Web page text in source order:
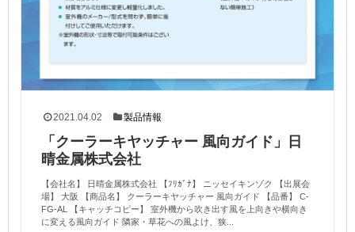
2021.04.02 製品情報
「クーラーキヤッチャー 風向ガイド」日
晴金属株式会社
【会社名】 日晴金属株式会社 【ﾌﾘｶﾞﾅ】 ニッセイキンゾク 【出展会
場】 大阪 【商品名】 クーラーキヤッチャー 風向ガイド 【品番】 C-
FG-AL 【キャッチコピー】 室外機から吹き出す風を上向きや横向き
に変える風向ガイド 隣家・草花への風よけ、狭...